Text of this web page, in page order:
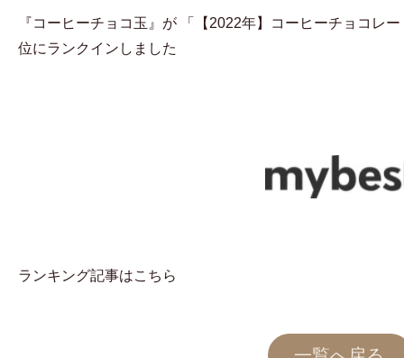
『コーヒーチョコ玉』が 「【2022年】コーヒーチョコレ
位にランクインしました
ランキング記事はこちら